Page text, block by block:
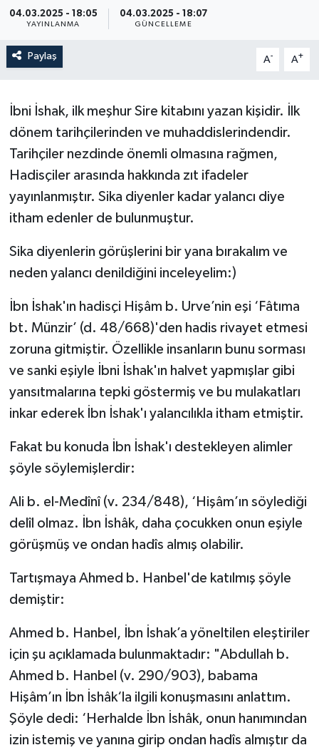
04.03.2025 - 18:05
YAYINLANMA
04.03.2025 - 18:07
GÜNCELLEME
Paylaş A- A+
İbni İshak, ilk meşhur Sire kitabını yazan kişidir. İlk
dönem tarihçilerinden ve muhaddislerindendir.
Tarihçiler nezdinde önemli olmasına rağmen,
Hadisçiler arasında hakkında zıt ifadeler
yayınlanmıştır. Sika diyenler kadar yalancı diye
itham edenler de bulunmuştur.
Sika diyenlerin görüşlerini bir yana bırakalım ve
neden yalancı denildiğini inceleyelim:)
İbn İshak'ın hadisçi Hişâm b. Urve’nin eşi ‘Fâtıma
bt. Münzir’ (d. 48/668)'den hadis rivayet etmesi
zoruna gitmiştir. Özellikle insanların bunu sorması
ve sanki eşiyle İbni İshak'ın halvet yapmışlar gibi
yansıtmalarına tepki göstermiş ve bu mulakatları
inkar ederek İbn İshak'ı yalancılıkla itham etmiştir.
Fakat bu konuda İbn İshak'ı destekleyen alimler
şöyle söylemişlerdir:
Ali b. el-Medînî (v. 234/848), ‘Hişâm’ın söylediği
delîl olmaz. İbn İshâk, daha çocukken onun eşiyle
görüşmüş ve ondan hadîs almış olabilir.
Tartışmaya Ahmed b. Hanbel'de katılmış şöyle
demiştir:
Ahmed b. Hanbel, İbn İshak’a yöneltilen eleştiriler
için şu açıklamada bulunmaktadır: "Abdullah b.
Ahmed b. Hanbel (v. 290/903), babama
Hişâm’ın İbn İshâk‘la ilgili konuşmasını anlattım.
Şöyle dedi: ‘Herhalde İbn İshâk, onun hanımından
izin istemiş ve yanına girip ondan hadîs almıştır da
ÖZEL HABER
SAĞLIK
TARİH
TASAVVUF
YAŞAM VE ÇEVRE